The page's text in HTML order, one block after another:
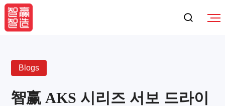
Blogs
智赢 AKS 시리즈 서보 드라이